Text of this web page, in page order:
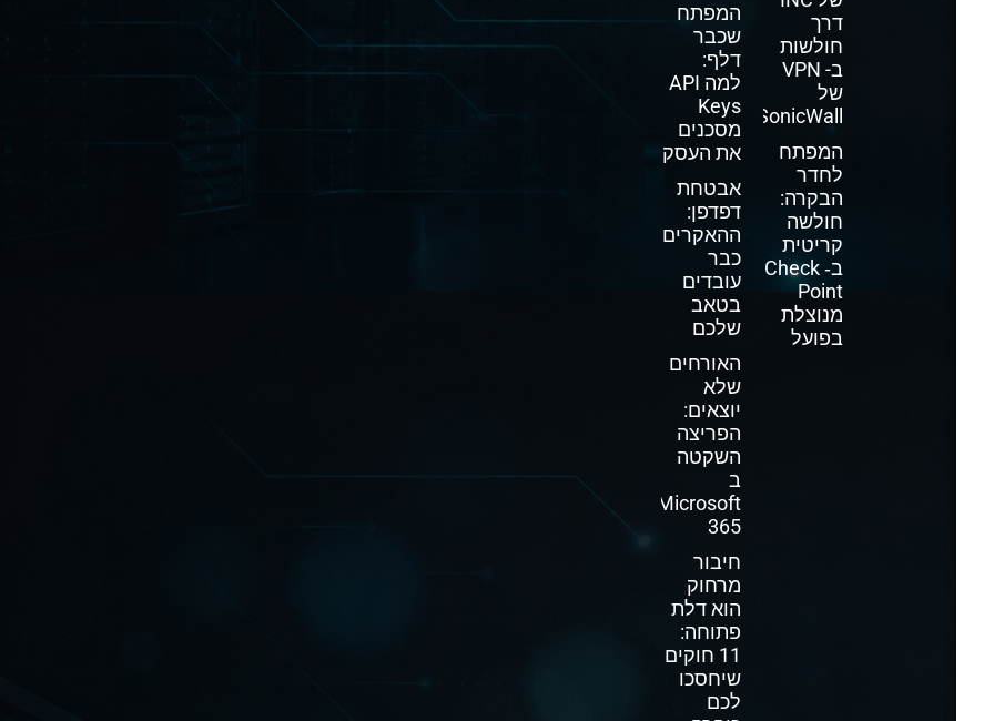
דרך
חולשות
ב- VPN
של
SonicWall
המפתח
לחדר
הבקרה:
חולשה
קריטית
ב‑ Check
Point
מנוצלת
בפועל
המפתח
שכבר
דלף:
למה API
Keys
מסכנים
את העסק
אבטחת
דפדפן:
ההאקרים
כבר
עובדים
בטאב
שלכם
האורחים
שלא
יוצאים:
הפריצה
השקטה
ב
Microsoft
365
חיבור
מרחוק
הוא דלת
פתוחה:
11 חוקים
שיחסכו
לכם